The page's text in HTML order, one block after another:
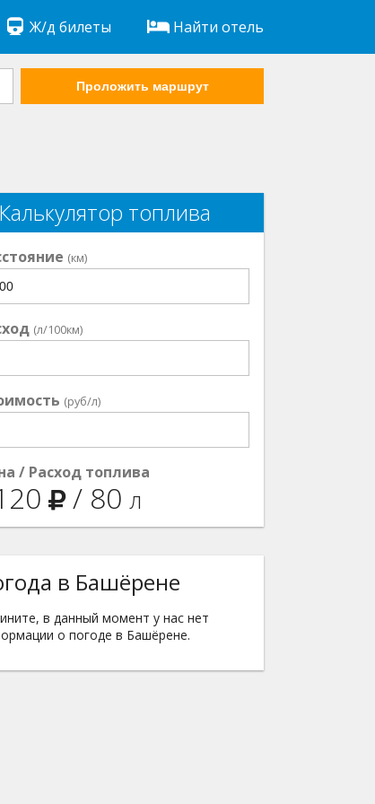
Ж/д билеты Найти отель
Проложить маршрут
Калькулятор топлива
(км)
(л/100км)
(руб/л)
/ Расход топлива
/ 80 л
в Башёрене
в данный момент у нас нет
о погоде в Башёрене.